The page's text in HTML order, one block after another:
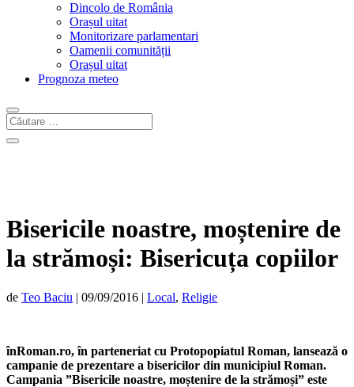
Dincolo de România
Orașul uitat
Monitorizare parlamentari
Oamenii comunității
Orașul uitat
Prognoza meteo
Bisericile noastre, moștenire de
la strămoși: Bisericuța copiilor
de Teo Baciu | 09/09/2016 | Local, Religie
înRoman.ro, în parteneriat cu Protopopiatul Roman, lansează o
campanie de prezentare a bisericilor din municipiul Roman.
Campania ”Bisericile noastre, moștenire de la strămoși” este